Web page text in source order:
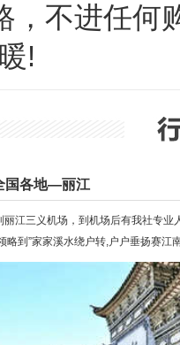
，不进任何
!
国各地—丽江
丽江三义机场，到机场后有我社专业
略到”家家溪水绕户转,户户垂扬赛江